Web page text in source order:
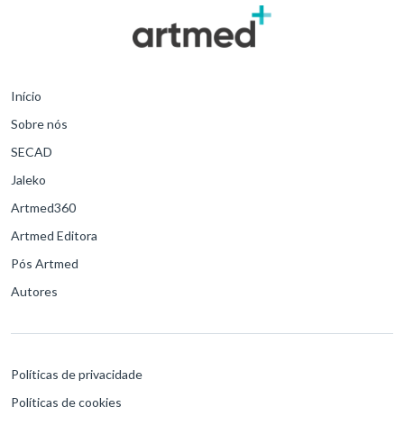
Início
Sobre nós
SECAD
Jaleko
Artmed360
Artmed Editora
Pós Artmed
Autores
Políticas de privacidade
Políticas de cookies